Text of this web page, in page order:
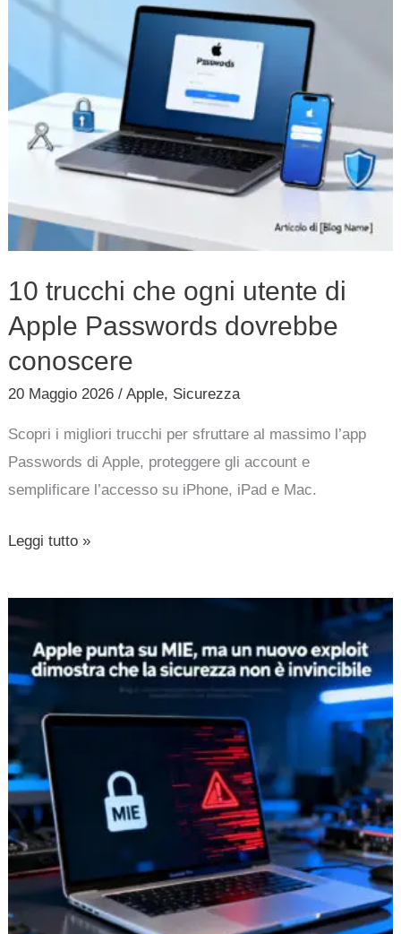
10 trucchi che ogni utente di
Apple Passwords dovrebbe
conoscere
20 Maggio 2026/Apple, Sicurezza
Scopri i migliori trucchi per sfruttare al massimo l’app
Passwords di Apple, proteggere gli account e
semplificare l’accesso su iPhone, iPad e Mac.
Passwords
dovrebbe
conoscere
Leggi tutto »
punta
MIE,
un
nuovo
exploit
dimostra
che
sicurezza